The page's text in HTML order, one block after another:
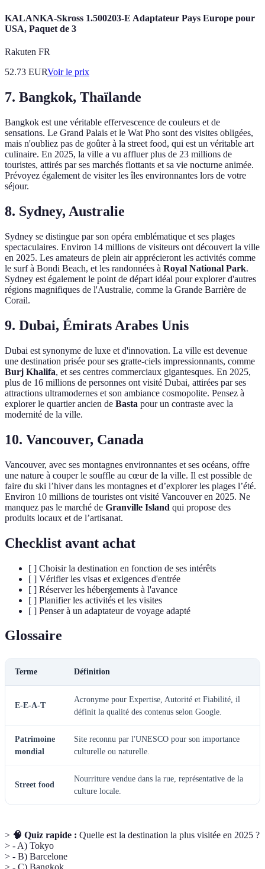
KALANKA-Skross 1.500203-E Adaptateur Pays Europe pour
USA, Paquet de 3
Rakuten FR
52.73 EURVoir le prix
7. Bangkok, Thaïlande
Bangkok est une véritable effervescence de couleurs et de
sensations. Le Grand Palais et le Wat Pho sont des visites obligées,
mais n'oubliez pas de goûter à la street food, qui est un véritable art
culinaire. En 2025, la ville a vu affluer plus de 23 millions de
touristes, attirés par ses marchés flottants et sa vie nocturne animée.
Prévoyez également de visiter les îles environnantes lors de votre
séjour.
8. Sydney, Australie
Sydney se distingue par son opéra emblématique et ses plages
spectaculaires. Environ 14 millions de visiteurs ont découvert la ville
en 2025. Les amateurs de plein air apprécieront les activités comme
le surf à Bondi Beach, et les randonnées à Royal National Park.
Sydney est également le point de départ idéal pour explorer d'autres
régions magnifiques de l'Australie, comme la Grande Barrière de
Corail.
9. Dubai, Émirats Arabes Unis
Dubai est synonyme de luxe et d'innovation. La ville est devenue
une destination prisée pour ses gratte-ciels impressionnants, comme
Burj Khalifa, et ses centres commerciaux gigantesques. En 2025,
plus de 16 millions de personnes ont visité Dubai, attirées par ses
attractions ultramodernes et son ambiance cosmopolite. Pensez à
explorer le quartier ancien de Basta pour un contraste avec la
modernité de la ville.
10. Vancouver, Canada
Vancouver, avec ses montagnes environnantes et ses océans, offre
une nature à couper le souffle au cœur de la ville. Il est possible de
faire du ski l’hiver dans les montagnes et d’explorer les plages l’été.
Environ 10 millions de touristes ont visité Vancouver en 2025. Ne
manquez pas le marché de Granville Island qui propose des
produits locaux et de l’artisanat.
Checklist avant achat
[ ] Choisir la destination en fonction de ses intérêts
[ ] Vérifier les visas et exigences d'entrée
[ ] Réserver les hébergements à l'avance
[ ] Planifier les activités et les visites
[ ] Penser à un adaptateur de voyage adapté
Glossaire
Terme Définition
E-E-A-T
Acronyme pour Expertise, Autorité et Fiabilité, il
définit la qualité des contenus selon Google.
Patrimoine
mondial
Site reconnu par l'UNESCO pour son importance
culturelle ou naturelle.
Street food
Nourriture vendue dans la rue, représentative de la
culture locale.
> 🧠 Quiz rapide : Quelle est la destination la plus visitée en 2025 ?
> - A) Tokyo
> - B) Barcelone